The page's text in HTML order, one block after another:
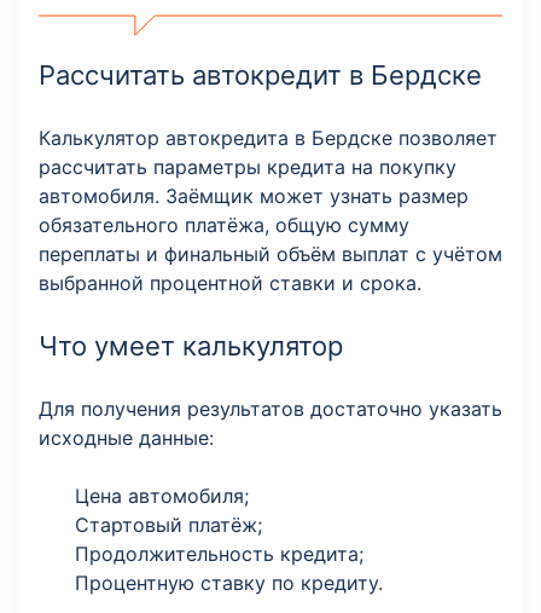
Рассчитать автокредит в Бердске
Калькулятор автокредита в Бердске позволяет
рассчитать параметры кредита на покупку
автомобиля. Заёмщик может узнать размер
обязательного платёжа, общую сумму
переплаты и финальный объём выплат с учётом
выбранной процентной ставки и срока.
Что умеет калькулятор
Для получения результатов достаточно указать
исходные данные:
Цена автомобиля;
Стартовый платёж;
Продолжительность кредита;
Процентную ставку по кредиту.